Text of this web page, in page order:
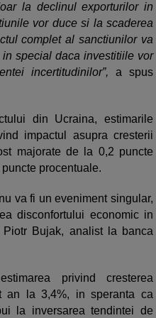
la declinul exporturilor in
vor duce si la scaderea
complet al sanctiunilor va
special daca investitiile vor
incertitudinilor”, a spus
din Ucraina, estimarile
impactul asupra cresterii
majorate de la 0,2 puncte
procentuale.
va fi un eveniment singular,
disconfortului economic in
Bujak, analist la banca
privind cresterea
an la 3,4%, in speranta ca
la inversarea tendintei de